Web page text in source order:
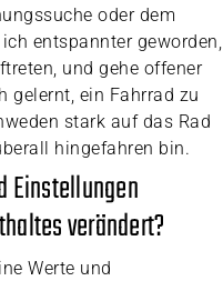
oder dem
entspannter geworden,
und gehe offener
gelernt, ein Fahrrad zu
stark auf das Rad
hingefahren bin.
Einstellungen
verändert?
Werte und